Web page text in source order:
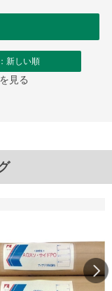
新しい順
見る